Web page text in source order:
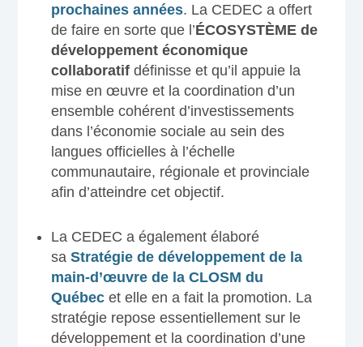
prochaines années. La CEDEC a offert
de faire en sorte que l’ÉCOSYSTÈME de
développement économique
collaboratifdéfinisse et qu’il appuie la
mise en œuvre et la coordination d’un
ensemble cohérent d’investissements
dans l’économie sociale au sein des
langues officielles à l’échelle
communautaire, régionale et provinciale
afin d’atteindre cet objectif.
La CEDEC a également élaboré
sa Stratégie de développement de la
main-d’œuvre de la CLOSM du
Québecet elle en a fait la promotion. La
stratégie repose essentiellement sur le
développement et la coordination d’une